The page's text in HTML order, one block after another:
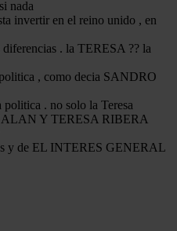
nada
invertir en el reino unido , en
diferencias . la TERESA ?? la
, como decia SANDRO
. no solo la Teresa
Y TERESA RIBERA
y de EL INTERES GENERAL